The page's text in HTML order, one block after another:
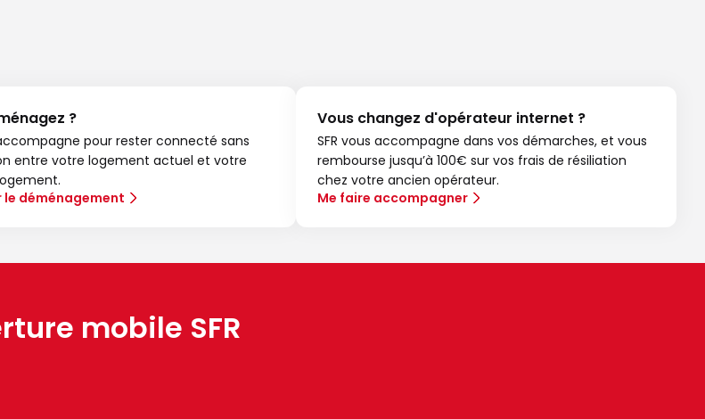
?
pour rester connecté sans
entre votre logement actuel et votre
le déménagement
Vous changez d'opérateur internet ?
SFR vous accompagne dans vos démarches, et vous
rembourse jusqu’à 100€ sur vos frais de résiliation
chez votre ancien opérateur.
Me faire accompagner
mobile SFR